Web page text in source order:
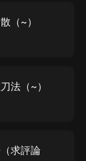
（~）
法（~）
求評論